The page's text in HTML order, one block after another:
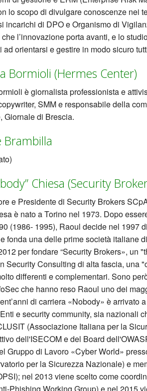
lo scopo di divulgare conoscenze nei
incarichi di DPO e Organismo di
l’innovazione porta avanti, e lo
ad orientarsi e gestire in modo sicuro
Bormioli (Hermes Center)
è giornalista professionista e
SMM e responsabile della
Giornale di Brescia.
Brambilla
Chiesa (Security
e Presidente di Security Brokers
è nato a Torino nel 1973. Dopo
(1986- 1995), Raoul decide nel 1997
fonda una delle prime società italiane
per fondare “Security Brokers», un
Security Consulting di alta fascia, una
differenti e complementari. Sono
che hanno reso Raoul uno dei
di carriera «Nobody» è arrivato
e security community, sia nazionali
(Associazione Italiana per la
dell'ISECOM e del Board
Gruppo di Lavoro «Cyber World»
per la Sicurezza Nazionale) e
nel 2013 viene scelto come